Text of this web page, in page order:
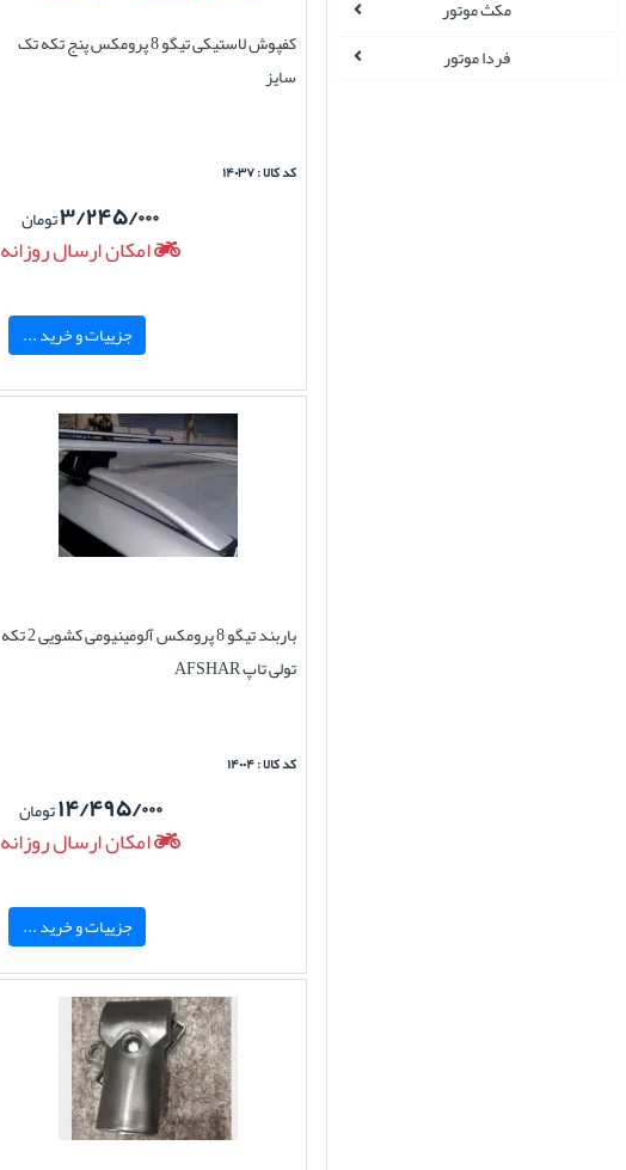
مکث موتور
فردا موتور
کفپوش لاستیکی تیگو 8 پرومکس پنج تکه تک
سایز
کد کالا : ۱۴۰۳۷
۳/۲۴۵/۰۰۰تومان
امکان ارسال روزانه
جزییات و خرید ...
باربند تیگو 8 پرومکس آلومینیومی کشویی 2 تکه
تولی تاپ AFSHAR
کد کالا : ۱۴۰۰۴
۱۴/۴۹۵/۰۰۰تومان
امکان ارسال روزانه
جزییات و خرید ...